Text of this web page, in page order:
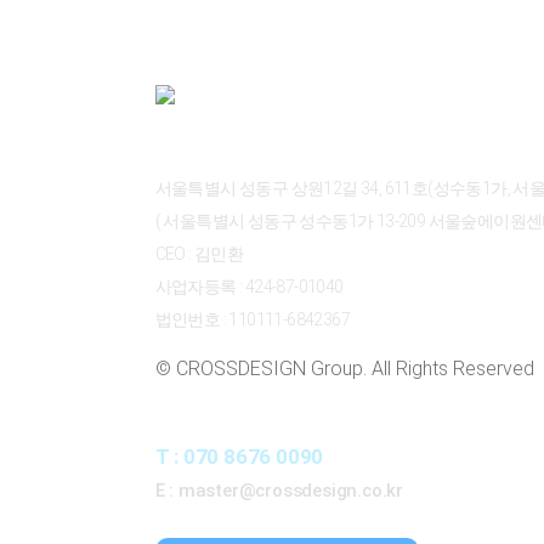
서울특별시 성동구 상원12길 34, 611호(성수동1가, 서
( 서울특별시 성동구 성수동1가 13-209 서울숲에이원
CEO : 김민환
사업자등록 : 424-87-01040
법인번호 : 110111-6842367
© CROSSDESIGN Group. All Rights Reserved
T : 070 8676 0090
E : master@crossdesign.co.kr